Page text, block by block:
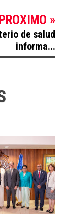
PROXIMO »
de salud
informa...